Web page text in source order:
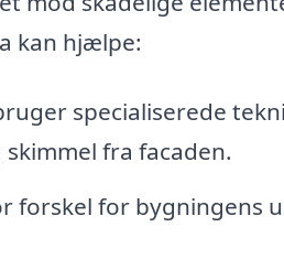
kan hjælpe:
specialiserede
fra facaden.
forskel for bygningens